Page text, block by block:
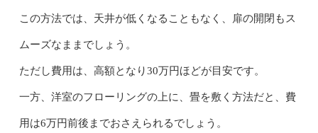
この方法では、天井が低くなることもなく、扉の開閉もス
ムーズなままでしょう。
ただし費用は、高額となり30万円ほどが目安です。
一方、洋室のフローリングの上に、畳を敷く方法だと、費
用は6万円前後までおさえられるでしょう。